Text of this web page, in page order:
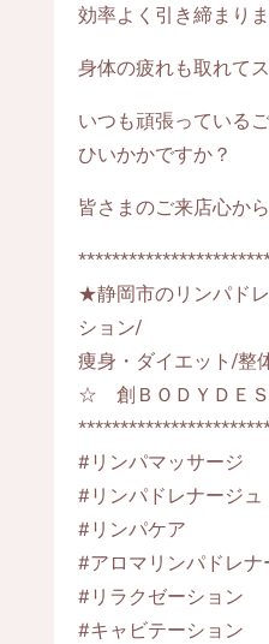
効率よく引き締まりま
身体の疲れも取れて
いつも頑張っている
ひいかかですか？
皆さまのご来店心か
★静岡市のリンパド
ション/
痩身・ダイエット/整
☆ 創ＢＯＤＹＤＥ
#リンパマッサージ
#リンパドレナージュ
#リンパケア
#アロマリンパドレナ
#リラクゼーション
#キャビテーション